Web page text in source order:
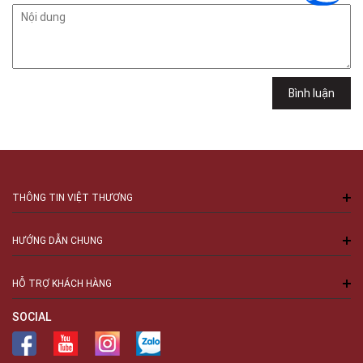
Cầu Giấy, Hà Nội , Cầu Giấy , Hà Nội
Bình luận
THÔNG TIN VIỆT THƯƠNG
HƯỚNG DẪN CHUNG
HỖ TRỢ KHÁCH HÀNG
SOCIAL